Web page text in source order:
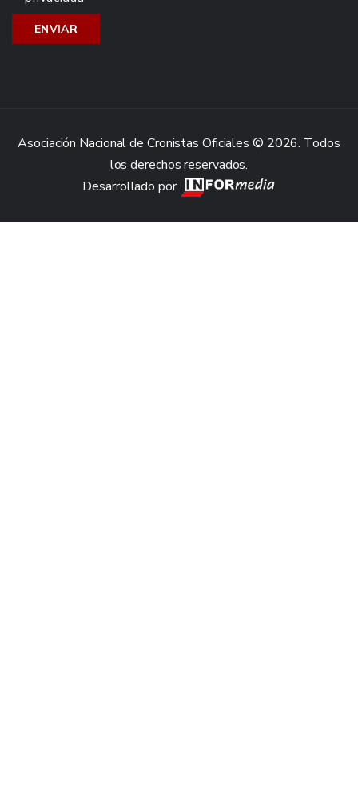
Asociación Nacional de Cronistas Oficiales © 2026. Todos
los derechos reservados.
Desarrollado por